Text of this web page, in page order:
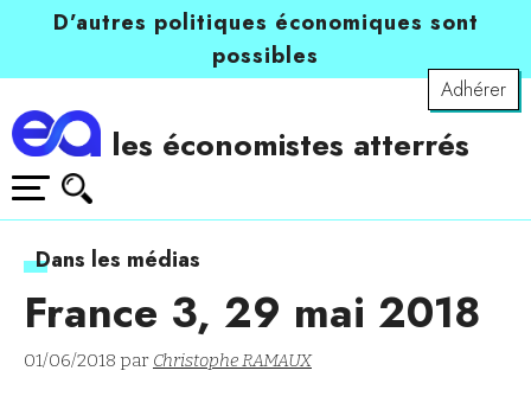
D’autres politiques économiques sont
possibles
Adhérer
les économistes atterrés
Dans les médias
France 3, 29 mai 2018
01/06/2018 par Christophe RAMAUX